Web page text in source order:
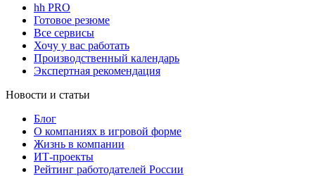
hh PRO
Готовое резюме
Все сервисы
Хочу у вас работать
Производственный календарь
Экспертная рекомендация
Новости и статьи
Блог
О компаниях в игровой форме
Жизнь в компании
ИТ-проекты
Рейтинг работодателей России